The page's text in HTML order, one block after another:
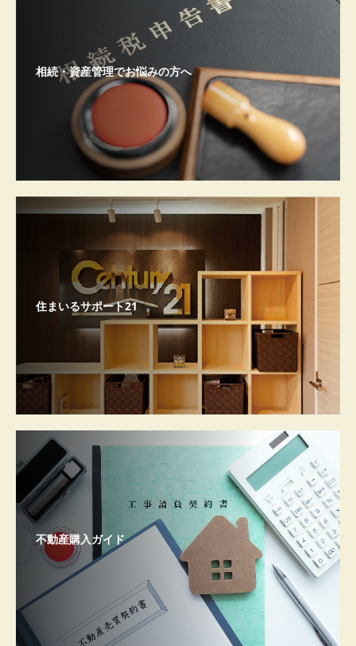
相続・資産管理でお悩みの方へ
住まいるサポート21
不動産購入ガイド